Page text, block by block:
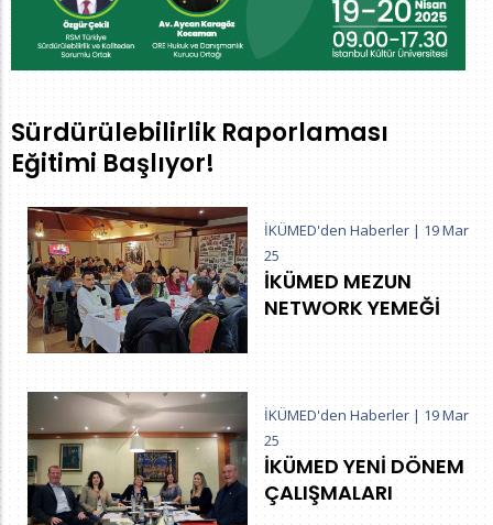
Sürdürülebilirlik Raporlaması
Eğitimi Başlıyor!
İKÜMED'den Haberler |19 Mar
25
İKÜMED MEZUN
NETWORK YEMEĞİ
İKÜMED'den Haberler |19 Mar
25
İKÜMED YENİ DÖNEM
ÇALIŞMALARI